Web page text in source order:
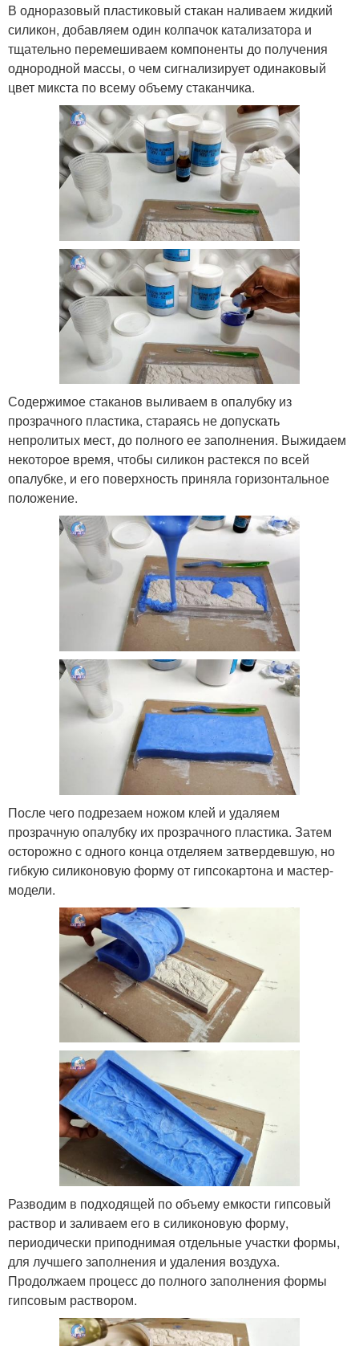
В одноразовый пластиковый стакан наливаем жидкий
силикон, добавляем один колпачок катализатора и
тщательно перемешиваем компоненты до получения
однородной массы, о чем сигнализирует одинаковый
цвет микста по всему объему стаканчика.
Содержимое стаканов выливаем в опалубку из
прозрачного пластика, стараясь не допускать
непролитых мест, до полного ее заполнения. Выжидаем
некоторое время, чтобы силикон растекся по всей
опалубке, и его поверхность приняла горизонтальное
положение.
После чего подрезаем ножом клей и удаляем
прозрачную опалубку их прозрачного пластика. Затем
осторожно с одного конца отделяем затвердевшую, но
гибкую силиконовую форму от гипсокартона и мастер-
модели.
Разводим в подходящей по объему емкости гипсовый
раствор и заливаем его в силиконовую форму,
периодически приподнимая отдельные участки формы,
для лучшего заполнения и удаления воздуха.
Продолжаем процесс до полного заполнения формы
гипсовым раствором.